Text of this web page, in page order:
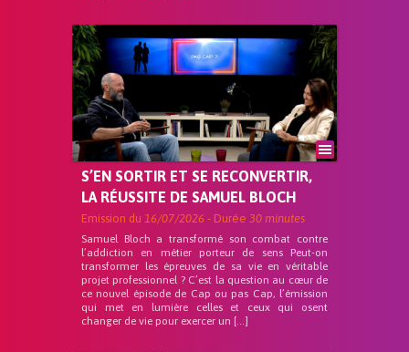
S’EN SORTIR ET SE RECONVERTIR,
LA RÉUSSITE DE SAMUEL BLOCH
Emission du 16/07/2026 - Durée 30 minutes
Samuel Bloch a transformé son combat contre
l’addiction en métier porteur de sens Peut-on
transformer les épreuves de sa vie en véritable
projet professionnel ? C’est la question au cœur de
ce nouvel épisode de Cap ou pas Cap, l’émission
qui met en lumière celles et ceux qui osent
changer de vie pour exercer un […]